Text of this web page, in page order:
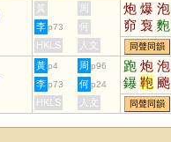
黃 周 炮 爆 泡
窌 袌 麭
李 p73
何
HKLS
人文 同聲同韻
黃 p4 周 p96 跑 炮 泡
鑤 鞄 颮
李 p73 何 p24
HKLS 人文 同聲同韻